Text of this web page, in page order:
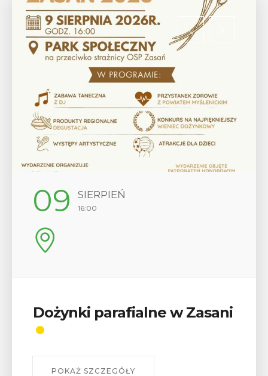
09 SIERPIEŃ
16:00
Dożynki parafialne w Zasani
POKAŻ SZCZEGÓŁY